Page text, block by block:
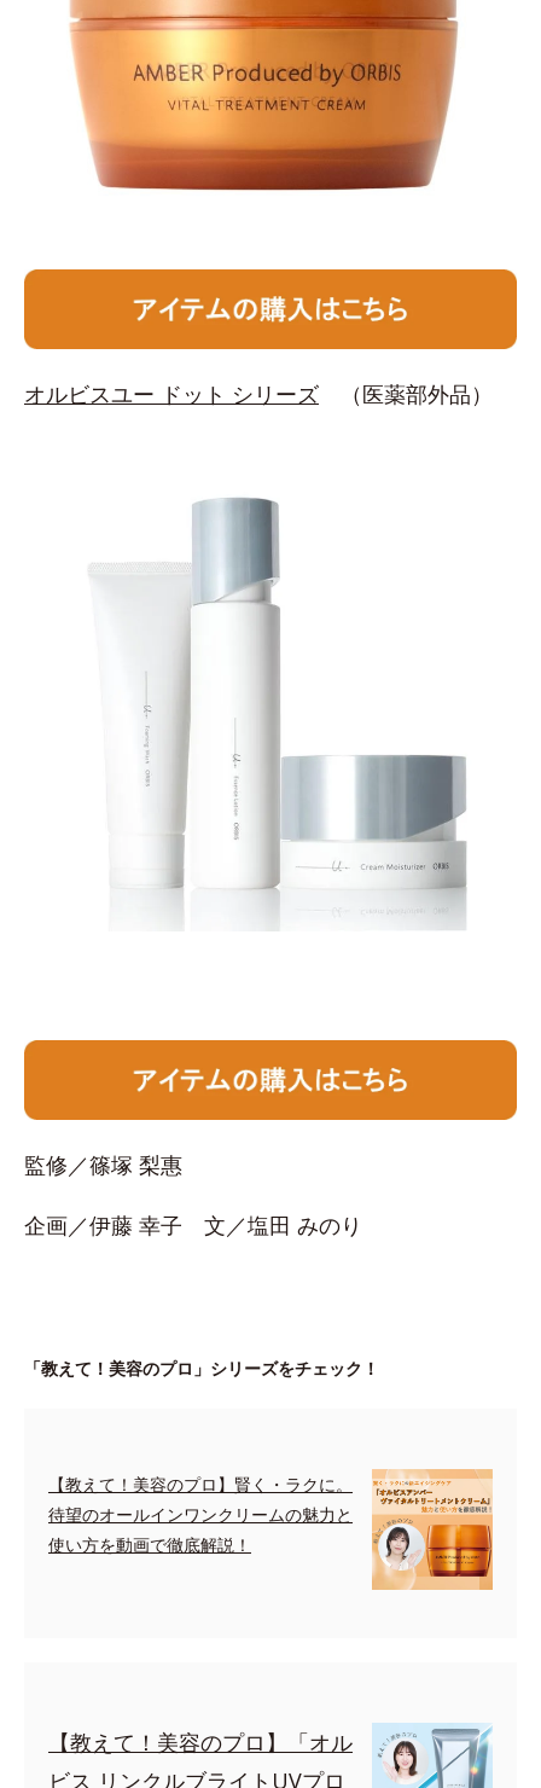
オルビスユー ドット シリーズ （医薬部外品）
監修／篠塚 梨惠
企画／伊藤 幸子 文／塩田 みのり
「教えて！美容のプロ」シリーズをチェック！
【教えて！美容のプロ】賢く・ラクに。
待望のオールインワンクリームの魅力と
使い方を動画で徹底解説！
【教えて！美容のプロ】「オル
ビス リンクルブライトUVプロ